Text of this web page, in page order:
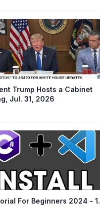
Trump Hosts a Cabinet
Jul. 31, 2026
For Beginners 2024 - 1.